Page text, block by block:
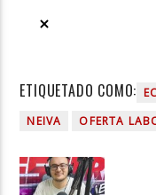
ETIQUETADO COMO:
NEIVA
OFERTA